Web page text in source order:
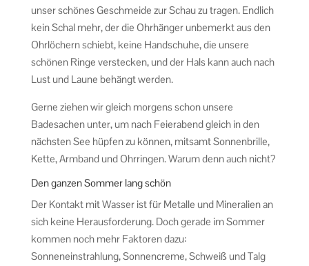
unser schönes Geschmeide zur Schau zu tragen. Endlich
kein Schal mehr, der die Ohrhänger unbemerkt aus den
Ohrlöchern schiebt, keine Handschuhe, die unsere
schönen Ringe verstecken, und der Hals kann auch nach
Lust und Laune behängt werden.
Gerne ziehen wir gleich morgens schon unsere
Badesachen unter, um nach Feierabend gleich in den
nächsten See hüpfen zu können, mitsamt Sonnenbrille,
Kette, Armband und Ohrringen. Warum denn auch nicht?
Den ganzen Sommer lang schön
Der Kontakt mit Wasser ist für Metalle und Mineralien an
sich keine Herausforderung. Doch gerade im Sommer
kommen noch mehr Faktoren dazu:
Sonneneinstrahlung, Sonnencreme, Schweiß und Talg